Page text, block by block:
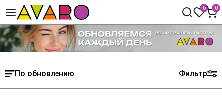
0 0
По обновлению Фильтр